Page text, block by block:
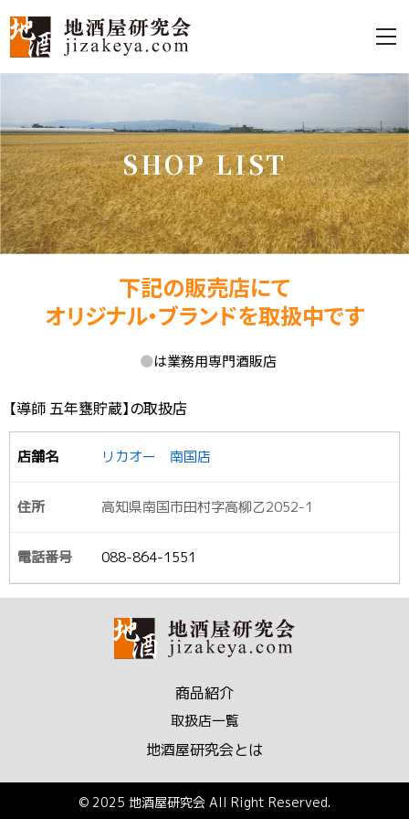
SHOP LIST
下記の販売店にて
オリジナル・ブランドを取扱中です
●は業務用専門酒販店
【導師 五年甕貯蔵】の取扱店
リカオー 南国店
高知県南国市田村字高柳乙2052-1
088-864-1551
商品紹介
取扱店一覧
地酒屋研究会とは
© 2025 地酒屋研究会 All Right Reserved.